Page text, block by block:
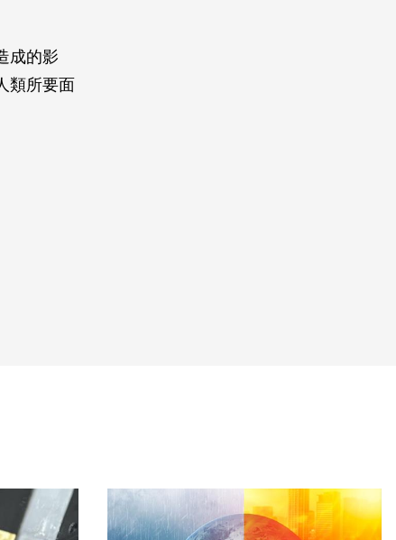
成的影
類所要面